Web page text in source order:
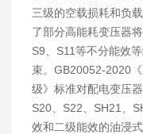
三级的空载损耗和负
了部分高能耗变压器
S9、S11等不分能效
束。GB20052-2020
级》标准对配电变压
S20、S22、SH21、
效和二级能效的油浸